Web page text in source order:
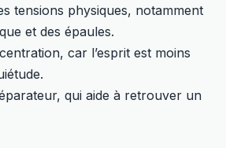
tensions physiques, notamment
et des épaules.
car l’esprit est moins
qui aide à retrouver un